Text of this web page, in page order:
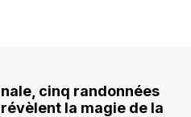
cinq randonnées
la magie de la